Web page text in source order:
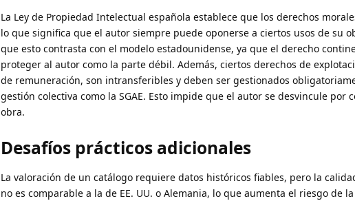
La Ley de Propiedad Intelectual española establece que los derechos
lo que significa que el autor siempre puede oponerse a ciertos usos de su
que esto contrasta con el modelo estadounidense, ya que el derecho
proteger al autor como la parte débil. Además, ciertos derechos de
de remuneración, son intransferibles y deben ser gestionados
gestión colectiva como la SGAE. Esto impide que el autor se desvincule por
obra.
Desafíos prácticos adicionales
La valoración de un catálogo requiere datos históricos fiables, pero la
no es comparable a la de EE. UU. o Alemania, lo que aumenta el riesgo de